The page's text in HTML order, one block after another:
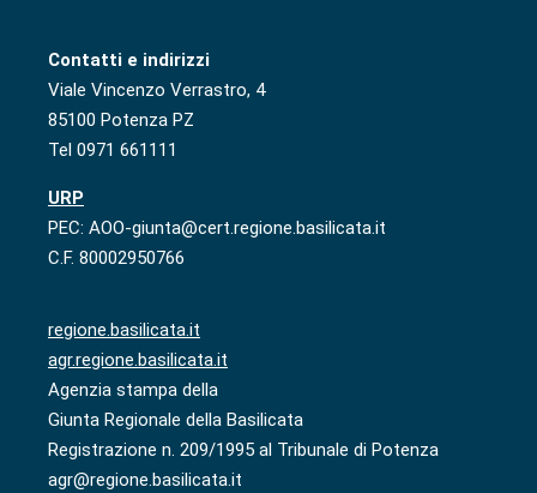
Contatti e indirizzi
Viale Vincenzo Verrastro, 4
85100 Potenza PZ
Tel 0971 661111
URP
PEC: AOO-giunta@cert.regione.basilicata.it
C.F. 80002950766
regione.basilicata.it
agr.regione.basilicata.it
Agenzia stampa della
Giunta Regionale della Basilicata
Registrazione n. 209/1995 al Tribunale di Potenza
agr@regione.basilicata.it